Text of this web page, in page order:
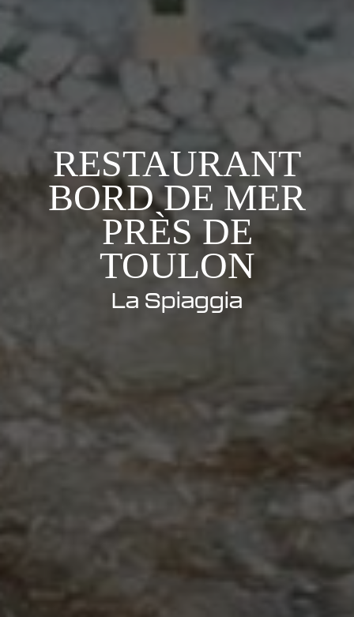
RESTAURANT
BORD DE MER
PRÈS DE
TOULON
La Spiaggia